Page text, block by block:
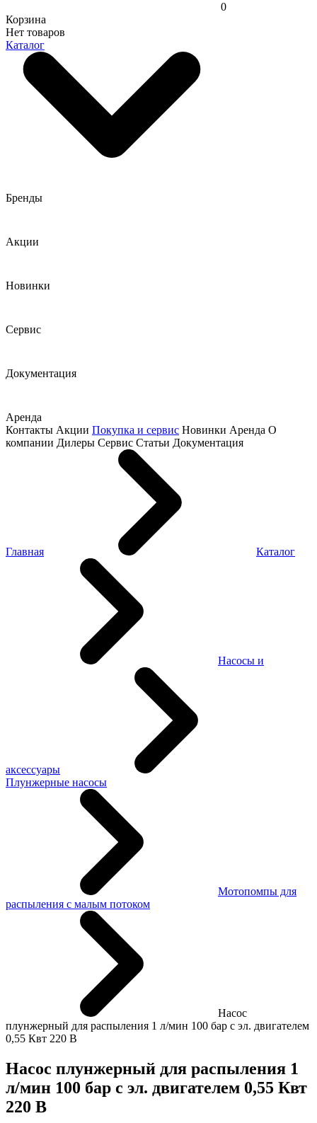
0
Корзина
Нет товаров
Каталог
Бренды
Акции
Новинки
Сервис
Документация
Аренда
Контакты Акции Покупка и сервис Новинки Аренда О
компании Дилеры Сервис Статьи Документация
Главная Каталог
Насосы и
аксессуары
Плунжерные насосы
Мотопомпы для
распыления с малым потоком
Насос
плунжерный для распыления 1 л/мин 100 бар с эл. двигателем
0,55 Квт 220 В
Насос плунжерный для распыления 1
л/мин 100 бар с эл. двигателем 0,55 Квт
220 В